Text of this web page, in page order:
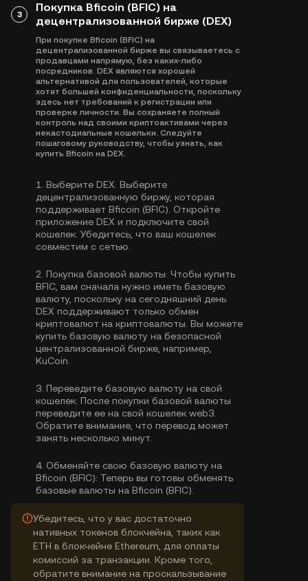
3
Покупка Bficoin (BFIC) на
децентрализованной бирже (DEX)
При покупке Bficoin (BFIC) на
децентрализованной бирже вы связываетесь с
продавцами напрямую, без каких-либо
посредников. DEX являются хорошей
альтернативой для пользователей, которые
хотят большей конфиденциальности, поскольку
здесь нет требований к регистрации или
проверке личности. Вы сохраняете полный
контроль над своими криптоактивами через
некастодиальные кошельки. Следуйте
пошаговому руководству, чтобы узнать, как
купить Bficoin на DEX.
1. Выберите DEX: Выберите
децентрализованную биржу, которая
поддерживает Bficoin (BFIC). Откройте
приложение DEX и подключите свой
кошелек. Убедитесь, что ваш кошелек
совместим с сетью.
2. Покупка базовой валюты: Чтобы купить
BFIC, вам сначала нужно иметь базовую
валюту, поскольку на сегодняшний день
DEX поддерживают только обмен
криптовалют на криптовалюты. Вы можете
купить базовую валюту на безопасной
централизованной бирже, например,
KuCoin.
3. Переведите базовую валюту на свой
кошелек: После покупки базовой валюты
переведите ее на свой кошелек web3.
Обратите внимание, что перевод может
занять несколько минут.
4. Обменяйте свою базовую валюту на
Bficoin (BFIC): Теперь вы готовы обменять
базовые валюты на Bficoin (BFIC).
Убедитесь, что у вас достаточно
нативных токенов блокчейна, таких как
ETH в блокчейне Ethereum, для оплаты
комиссий за транзакции. Кроме того,
обратите внимание на проскальзывание